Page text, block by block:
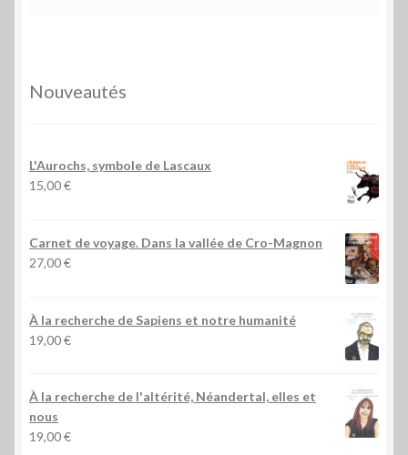
Nouveautés
L'Aurochs, symbole de Lascaux
15,00€
Carnet de voyage. Dans la vallée de Cro-Magnon
27,00€
À la recherche de Sapiens et notre humanité
19,00€
À la recherche de l'altérité, Néandertal, elles et
nous
19,00€